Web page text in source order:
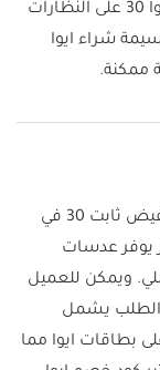
المدعومة. تقدر تستفيد أيضا من كود خصم ايوا 30 على النظارات
شراء ايوا
ممكنة.
معك كوبون خصم ايوا (A61) اللي يعطيك تخفيض ثابت 30 في
يوفر عدسات
ويمكن للعميل
الطلب يشمل
بطاقات ايوا مما